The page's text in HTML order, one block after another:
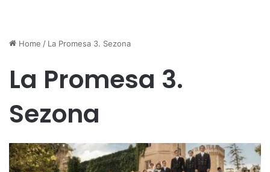
Home / La Promesa 3. Sezona
La Promesa 3.
Sezona